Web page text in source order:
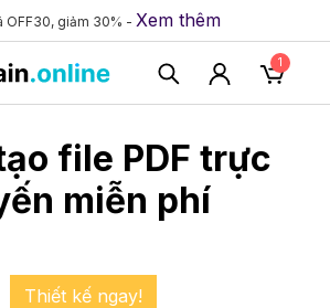
OFF30, giảm 30% - Xem thêm
1
file PDF trực
miễn phí
Thiết kế ngay!